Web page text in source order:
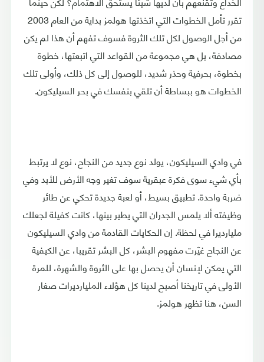
تقرر تأمل الخطوات التي اتخذتها هولمز بداية من العام 2003
من أجل الوصول لكل تلك الثروة فسوف تفهم أن هذا لم يكن
مصادفة، بل هي مجموعة من القواعد التي اتبعتها، خطوة
بخطوة، بحرفية وحذر شديد، للوصول إلى كل ذلك، وأولى تلك
الخطوات هو ببساطة أن تلقي بنفسك في بحر السيليكون.
في وادي السيليكون، يولد نوع جديد من النجاح، نوع لا يرتبط
بأي شيء سوى فكرة عبقرية سوف تغير وجه الأرض للأبد وفي
ضربة واحدة. تطبيق بسيط، أو لعبة جديدة تحكي عن طائر
وظيفته ألا يلمس الجدران التي يطير بينها، كانت كفيلة لجعلك
مليارديرا في لحظة. إن الحكايات القادمة من وادي السيليكون
عن النجاح غيّرت مفهوم البشر، كل البشر تقريبا، عن الكيفية
التي يمكن لإنسان أن يحصل بها على الثروة والشهرة، للمرة
الأولى في تاريخنا أصبح لدينا كل هؤلاء المليارديرات صغار
السن، هنا تظهر هولمز.